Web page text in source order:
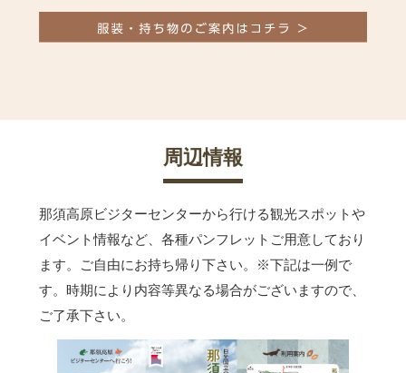
周辺情報
那須高原ビジターセンターから行ける観光スポットや
イベント情報など、各種パンフレットご用意しており
ます。ご自由にお持ち帰り下さい。
※下記は一例で
す。時期により内容等異なる場合がございますので、
ご了承下さい。